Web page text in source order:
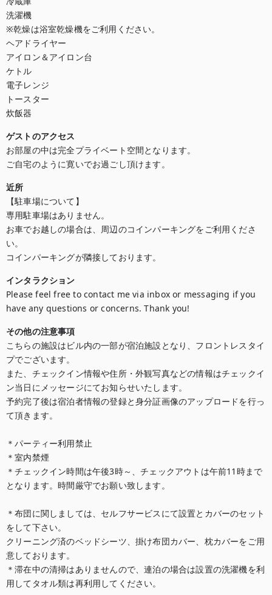
洗濯機
※乾燥は浴室乾燥機をご利用ください。
ヘアドライヤー
アイロン＆アイロン台
ケトル
電子レンジ
トースター
炊飯器
ゲストのアクセス
お部屋の中は完全プライベート空間となります。
ご自宅のように寛いでお過ごし頂けます。
近所
【駐車場について】
専用駐車場はありません。
お車でお越しの場合は、周辺のコインパーキングをご利用くださ
い。
コインパーキングが隣接しております。
インタラクション
Please feel free to contact me via inbox or messaging if you
have any questions or concerns. Thank you!
その他の注意事項
こちらの施設はビル内の一部が宿泊施設となり、フロントレスタイ
プでございます。
また、チェックイン情報や住所・外観写真などの情報はチェックイ
ン当日にメッセージにてお知らせいたします。
予約完了後は宿泊者情報の登録と身分証画像のアップロードを行っ
て頂きます。
＊パーティー利用禁止
＊室内禁煙
＊チェックイン時間は午後3時～、チェックアウトは午前11時まで
となります。時間厳守でお願い致します。
＊布団に関しましては、セルフサービスにて設置とカバーのセット
をして下さい。
クリーニング済のベッドシーツ、掛け布団カバー、枕カバーをご用
意しております。
＊滞在中の清掃はありませんので、連泊の場合は設置の洗濯機を利
用してタオル類は再利用してください。